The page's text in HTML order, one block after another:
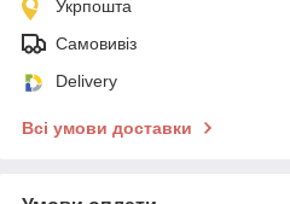
Укрпошта
Самовивіз
Delivery
Всі умови доставки